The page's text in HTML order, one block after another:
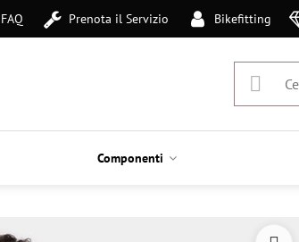
FAQ Prenota il Servizio Bikefitting
Componenti